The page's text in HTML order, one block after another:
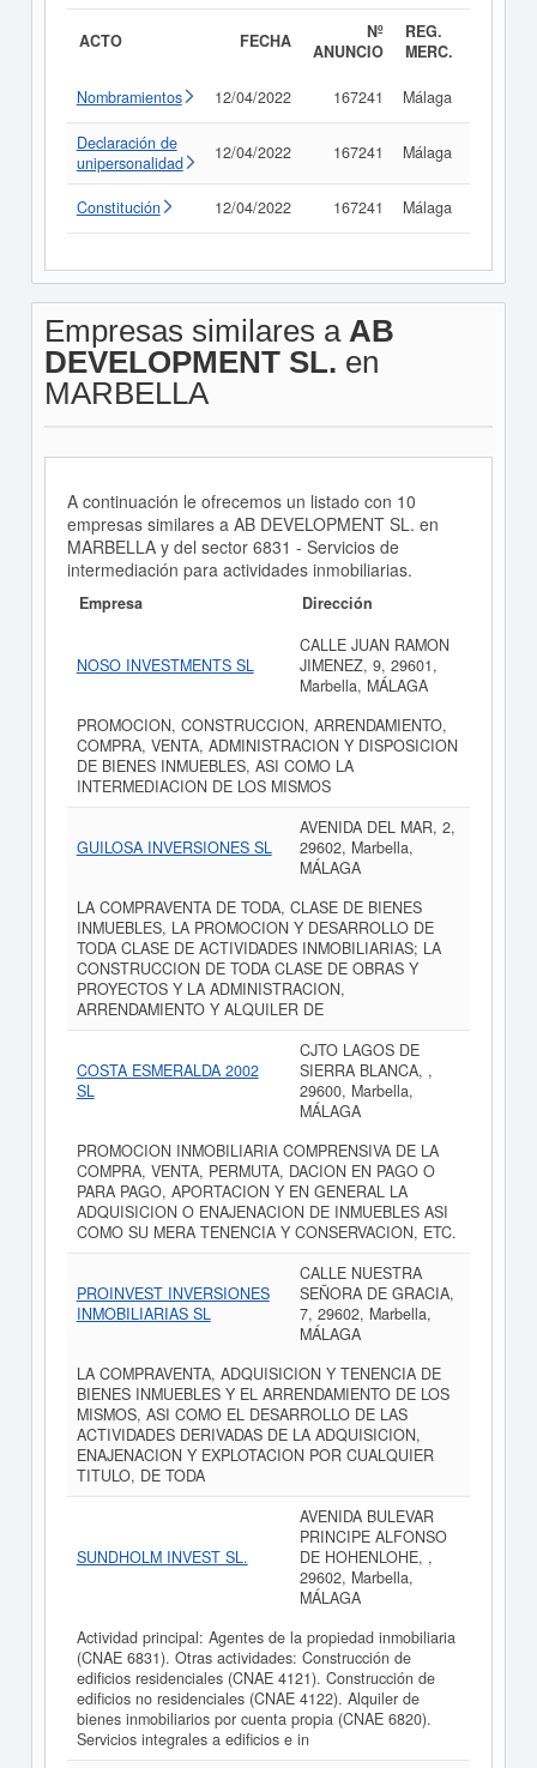
ACTO FECHA
Nº
ANUNCIO
REG.
MERC.
Nombramientos 12/04/2022 167241 Málaga
Declaración de
unipersonalidad
12/04/2022 167241 Málaga
Constitución 12/04/2022 167241 Málaga
Empresas similares a AB
DEVELOPMENT SL. en
MARBELLA
A continuación le ofrecemos un listado con 10
empresas similares a AB DEVELOPMENT SL. en
MARBELLA y del sector 6831 - Servicios de
intermediación para actividades inmobiliarias.
Empresa Dirección
NOSO INVESTMENTS SL
CALLE JUAN RAMON
JIMENEZ, 9, 29601,
Marbella, MÁLAGA
PROMOCION, CONSTRUCCION, ARRENDAMIENTO,
COMPRA, VENTA, ADMINISTRACION Y DISPOSICION
DE BIENES INMUEBLES, ASI COMO LA
INTERMEDIACION DE LOS MISMOS
GUILOSA INVERSIONES SL
AVENIDA DEL MAR, 2,
29602, Marbella,
MÁLAGA
LA COMPRAVENTA DE TODA, CLASE DE BIENES
INMUEBLES, LA PROMOCION Y DESARROLLO DE
TODA CLASE DE ACTIVIDADES INMOBILIARIAS; LA
CONSTRUCCION DE TODA CLASE DE OBRAS Y
PROYECTOS Y LA ADMINISTRACION,
ARRENDAMIENTO Y ALQUILER DE
COSTA ESMERALDA 2002
SL
CJTO LAGOS DE
SIERRA BLANCA, ,
29600, Marbella,
MÁLAGA
PROMOCION INMOBILIARIA COMPRENSIVA DE LA
COMPRA, VENTA, PERMUTA, DACION EN PAGO O
PARA PAGO, APORTACION Y EN GENERAL LA
ADQUISICION O ENAJENACION DE INMUEBLES ASI
COMO SU MERA TENENCIA Y CONSERVACION, ETC.
PROINVEST INVERSIONES
INMOBILIARIAS SL
CALLE NUESTRA
SEÑORA DE GRACIA,
7, 29602, Marbella,
MÁLAGA
LA COMPRAVENTA, ADQUISICION Y TENENCIA DE
BIENES INMUEBLES Y EL ARRENDAMIENTO DE LOS
MISMOS, ASI COMO EL DESARROLLO DE LAS
ACTIVIDADES DERIVADAS DE LA ADQUISICION,
ENAJENACION Y EXPLOTACION POR CUALQUIER
TITULO, DE TODA
SUNDHOLM INVEST SL.
AVENIDA BULEVAR
PRINCIPE ALFONSO
DE HOHENLOHE, ,
29602, Marbella,
MÁLAGA
Actividad principal: Agentes de la propiedad inmobiliaria
(CNAE 6831). Otras actividades: Construcción de
edificios residenciales (CNAE 4121). Construcción de
edificios no residenciales (CNAE 4122). Alquiler de
bienes inmobiliarios por cuenta propia (CNAE 6820).
Servicios integrales a edificios e in